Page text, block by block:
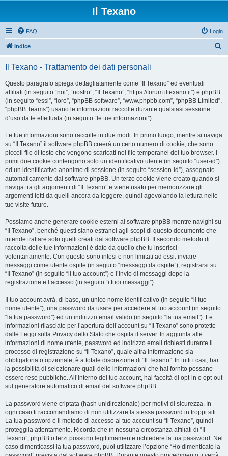
Il Texano
FAQ Login
Indice
Il Texano - Trattamento dei dati personali
Questo paragrafo spiega dettagliatamente come “Il Texano” ed eventuali
affiliati (in seguito “noi”, “nostro”, “Il Texano”, “https://forum.iltexano.it”) e phpBB
(in seguito “essi”, “loro”, “phpBB software”, “www.phpbb.com”, “phpBB Limited”,
“phpBB Teams”) usano le informazioni raccolte durante qualsiasi sessione
d’uso da te effettuata (in seguito “le tue informazioni”).
Le tue informazioni sono raccolte in due modi. In primo luogo, mentre si naviga
su “Il Texano” il software phpBB creerà un certo numero di cookie, che sono
piccoli file di testo che vengono scaricati nei file temporanei del tuo browser. I
primi due cookie contengono solo un identificativo utente (in seguito “user-id”)
ed un identificativo anonimo di sessione (in seguito “session-id”), assegnato
automaticamente dal software phpBB. Un terzo cookie viene creato quando si
naviga tra gli argomenti di “Il Texano” e viene usato per memorizzare gli
argomenti letti da quelli ancora da leggere, quindi agevolando la lettura nelle
tue visite future.
Possiamo anche generare cookie esterni al software phpBB mentre navighi su
“Il Texano”, benché questi siano estranei agli scopi di questo documento che
intende trattare solo quelli creati dal software phpBB. Il secondo metodo di
raccolta delle tue informazioni è dato da quello che tu inserisci
volontariamente. Con questo sono intesi e non limitati ad essi: inviare
messaggi come utente ospite (in seguito “messaggi da ospite”), registrarsi su
“Il Texano” (in seguito “il tuo account”) e l’invio di messaggi dopo la
registrazione e l’accesso (in seguito “i tuoi messaggi”).
Il tuo account avrà, di base, un unico nome identificativo (in seguito “il tuo
nome utente”), una password da usare per accedere al tuo account (in seguito
“la tua password”) ed un indirizzo email valido (in seguito “la tua email”). Le
informazioni rilasciate per l’apertura dell’account su “Il Texano” sono protette
dalle Leggi sulla Privacy dello Stato che ospita il server. In aggiunta alle
informazioni di nome utente, password ed indirizzo email richiesti durante il
processo di registrazione su “Il Texano”, quale altra informazione sia
obbligatoria o opzionale, è a totale discrezione di “Il Texano”. In tutti i casi, hai
la possibilità di selezionare quali delle informazioni che hai fornito possano
essere rese pubbliche. All’interno del tuo account, hai facoltà di opt-in o opt-out
sul generatore automatico di email del software phpBB.
La password viene criptata (hash unidirezionale) per motivi di sicurezza. In
ogni caso ti raccomandiamo di non utilizzare la stessa password in troppi siti.
La tua password è il metodo di accesso al tuo account su “Il Texano”, quindi
proteggila attentamente. Ricorda che in nessuna circostanza affiliati di “Il
Texano”, phpBB o terzi possono legittimamente richiedere la tua password. Nel
caso dimenticassi la tua password, puoi utilizzare l’opzione “Ho dimenticato la